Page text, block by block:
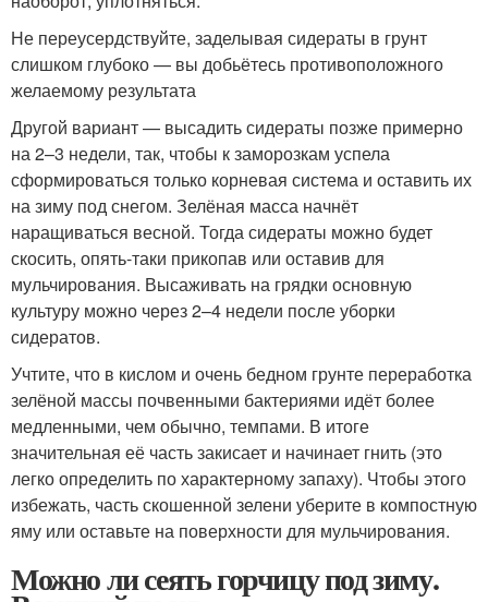
Не переусердствуйте, заделывая сидераты в грунт
слишком глубоко — вы добьётесь противоположного
желаемому результата
Другой вариант — высадить сидераты позже примерно
на 2–3 недели, так, чтобы к заморозкам успела
сформироваться только корневая система и оставить их
на зиму под снегом. Зелёная масса начнёт
наращиваться весной. Тогда сидераты можно будет
скосить, опять-таки прикопав или оставив для
мульчирования. Высаживать на грядки основную
культуру можно через 2–4 недели после уборки
сидератов.
Учтите, что в кислом и очень бедном грунте переработка
зелёной массы почвенными бактериями идёт более
медленными, чем обычно, темпами. В итоге
значительная её часть закисает и начинает гнить (это
легко определить по характерному запаху). Чтобы этого
избежать, часть скошенной зелени уберите в компостную
яму или оставьте на поверхности для мульчирования.
Можно ли сеять горчицу под зиму.